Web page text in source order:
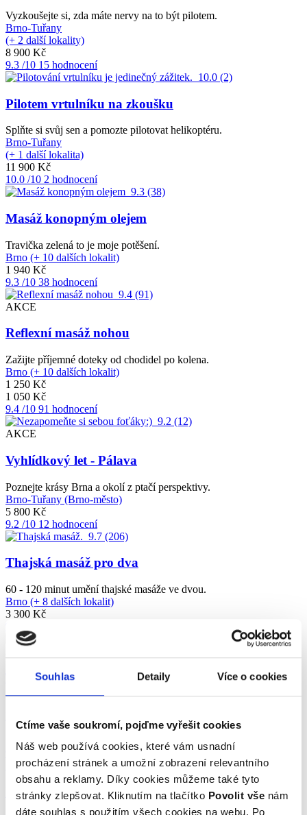
Souhlas Detaily Více o cookies
Ctíme vaše soukromí, pojďme vyřešit cookies
Náš web používá cookies, které vám usnadní
procházení stránek a umožní zobrazení relevantního
obsahu a reklamy. Díky cookies můžeme také tyto
stránky zlepšovat. Kliknutím na tlačítko Povolit vše nám
dáte souhlas s použitím všech cookies na webu. Po
Vyzkoušejte si, zda máte nervy na to být pilotem.
Brno-Tuřany
(+ 2 další lokality)
8 900 Kč
9.3 /10 15 hodnocení
10.0 (2)
Pilotem vrtulníku na zkoušku
Splňte si svůj sen a pomozte pilotovat helikoptéru.
Brno-Tuřany
(+ 1 další lokalita)
11 900 Kč
10.0 /10 2 hodnocení
9.3 (38)
Masáž konopným olejem
Travička zelená to je moje potěšení.
Brno (+ 10 dalších lokalit)
1 940 Kč
9.3 /10 38 hodnocení
9.4 (91)
AKCE
Reflexní masáž nohou
Zažijte příjemné doteky od chodidel po kolena.
Brno (+ 10 dalších lokalit)
1 250 Kč
1 050 Kč
9.4 /10 91 hodnocení
9.2 (12)
AKCE
Vyhlídkový let - Pálava
Poznejte krásy Brna a okolí z ptačí perspektivy.
Brno-Tuřany (Brno-město)
5 800 Kč
9.2 /10 12 hodnocení
9.7 (206)
Thajská masáž pro dva
60 - 120 minut umění thajské masáže ve dvou.
Brno (+ 8 dalších lokalit)
3 300 Kč
Thajská masáž
1 750 Kč
1 650 Kč
9.6 /10 104 hodnocení
9.6 (50)
Pilotem malého letounu na zkoušku